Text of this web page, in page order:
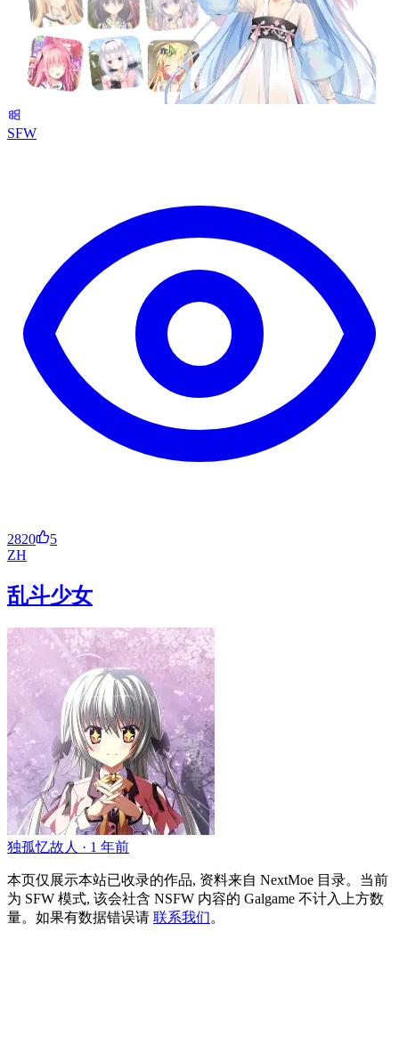
SFW
2820
5
ZH
乱斗少女
独孤忆故人 · 1 年前
本页仅展示本站已收录的作品, 资料来自 NextMoe 目录。 当前
为 SFW 模式, 该会社含 NSFW 内容的 Galgame 不计入上方数
量。 如果有数据错误请 联系我们。